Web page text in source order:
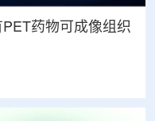
药物可成像组织